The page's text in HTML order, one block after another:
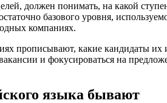
должен понимать, на какой
базового уровня,
компаниях.
прописывают, какие кандидаты
и фокусироваться на
языка бывают